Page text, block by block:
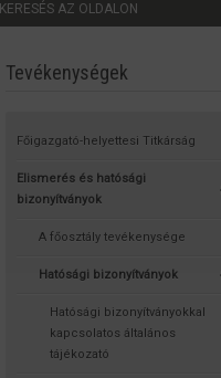
KERESÉS AZ OLDALON
Tevékenységek
Főigazgató-helyettesi Titkárság
Elismerés és hatósági
bizonyítványok
A főosztály tevékenysége
Hatósági bizonyítványok
Hatósági bizonyítványokkal
kapcsolatos általános
tájékozató